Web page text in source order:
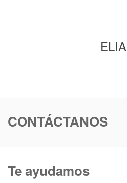
ELIA
CONTÁCTANOS
Te ayudamos